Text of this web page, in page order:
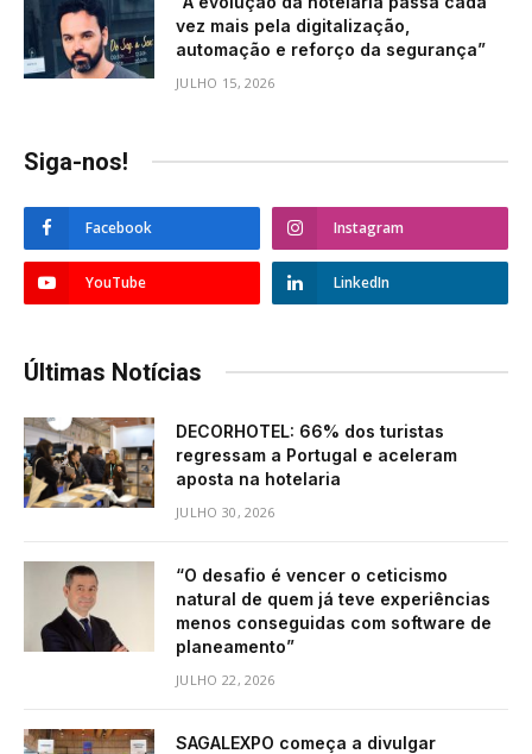
vez mais pela digitalização,
automação e reforço da segurança”
JULHO 15, 2026
Siga-nos!
Facebook Instagram
YouTube LinkedIn
Últimas Notícias
DECORHOTEL: 66% dos turistas
regressam a Portugal e aceleram
aposta na hotelaria
JULHO 30, 2026
“O desafio é vencer o ceticismo
natural de quem já teve experiências
menos conseguidas com software de
planeamento”
JULHO 22, 2026
SAGALEXPO começa a divulgar